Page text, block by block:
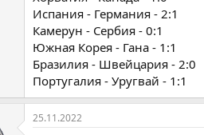
Испания - Германия - 2:1
Камерун - Сербия - 0:1
Южная Корея - Гана - 1:1
Бразилия - Швейцария - 2:0
Португалия - Уругвай - 1:1
25.11.2022